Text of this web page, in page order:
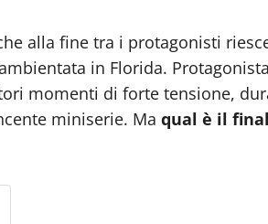
alla fine tra i protagonisti
in Florida.
momenti di forte tensione,
miniserie. Ma qual è il